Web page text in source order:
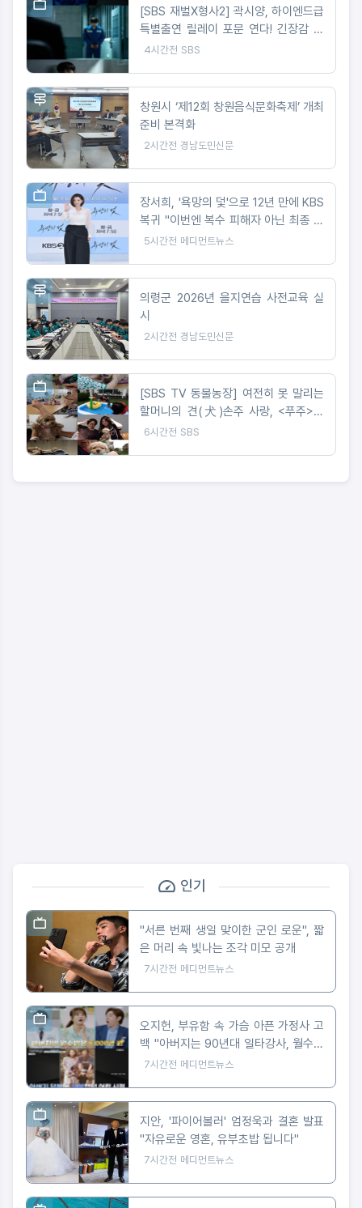
[SBS 재벌X형사2] 곽시양, 하이엔드급
특별출연 릴레이 포문 연다! 긴장감 선
사하는 스틸 공개!
4시간전 SBS
창원시 ‘제12회 창원음식문화축제’ 개최
준비 본격화
2시간전 경남도민신문
장서희, '욕망의 덫'으로 12년 만에 KBS
복귀 "이번엔 복수 피해자 아닌 최종 빌
런"
5시간전 메디먼트뉴스
의령군 2026년 을지연습 사전교육 실
시
2시간전 경남도민신문
[SBS TV 동물농장] 여전히 못 말리는
할머니의 견(犬)손주 사랑, <푸주>와
할머니의 핫한 육지 여름방학 대공개!
6시간전 SBS
인기
"서른 번째 생일 맞이한 군인 로운", 짧
은 머리 속 빛나는 조각 미모 공개
7시간전 메디먼트뉴스
오지헌, 부유함 속 가슴 아픈 가정사 고
백 "아버지는 90년대 일타강사, 월수입
5천만 원"
7시간전 메디먼트뉴스
지안, '파이어볼러' 엄정욱과 결혼 발표
"자유로운 영혼, 유부초밥 됩니다"
7시간전 메디먼트뉴스